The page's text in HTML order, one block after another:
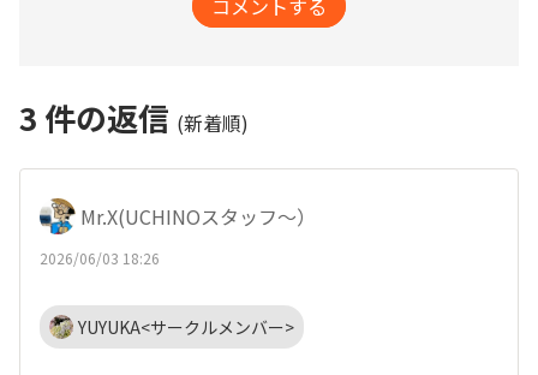
コメントする
3 件の返信 (新着順)
Mr.X(UCHINOスタッフ～）
2026/06/03 18:26
YUYUKA<サークルメンバー>